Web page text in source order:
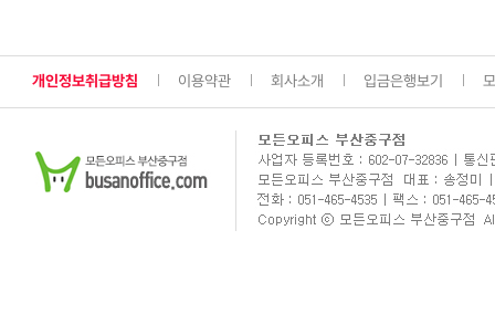
개인정보취급방침 이용약관 회사소개 입금은행보기